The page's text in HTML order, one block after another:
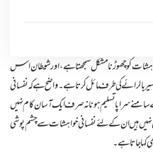
کو چھوڑنا مشکل سمجھتا ہے، اور شیطان اس
بالرائے کی طرف مائل کرتا ہے۔ واضح ہے کہ نفسانی
سامنے سراپا تسلیم ہونا نہ صرف ایک آسان کام نہیں
ہیں ان کے لئے نفسانی خواہشات سے چشم پوشی
کہا جاتا ہے۔